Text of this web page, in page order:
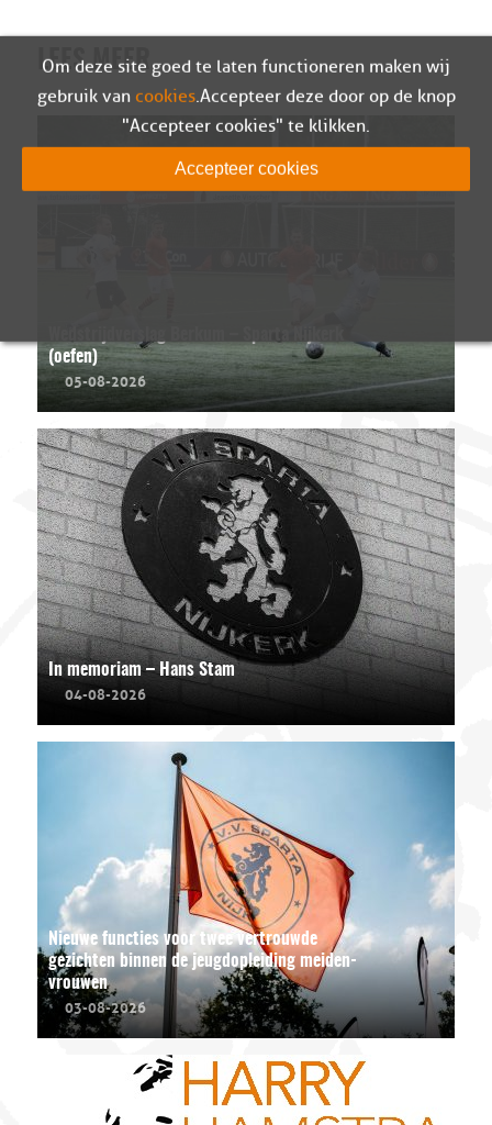
LEES MEER
(oefen)
05-08-2026
In memoriam – Hans Stam
04-08-2026
Nieuwe functies voor twee vertrouwde
gezichten binnen de jeugdopleiding meiden-
vrouwen
03-08-2026
Om deze site goed te laten functioneren maken wij
gebruik van cookies. Accepteer deze door op de knop
"Accepteer cookies" te klikken.
Accepteer cookies